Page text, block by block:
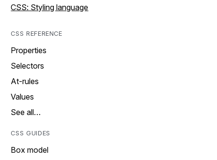
CSS: Styling language
CSS REFERENCE
Properties
Selectors
At-rules
Values
See all…
CSS GUIDES
Box model